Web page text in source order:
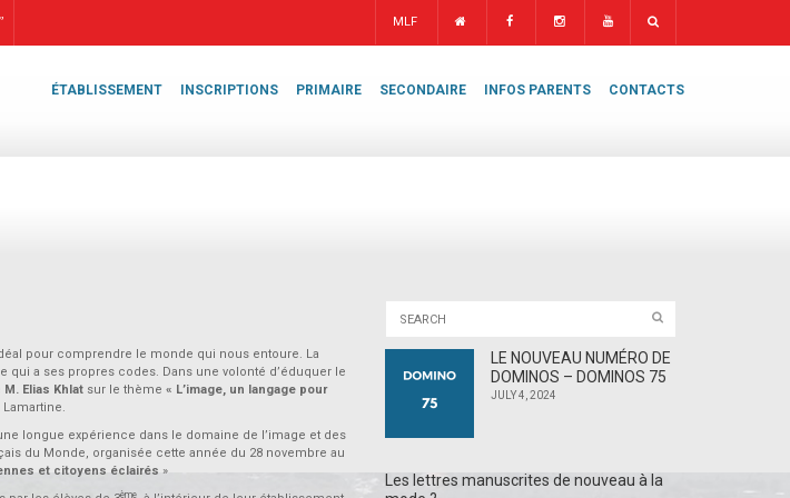
MLF
ÉTABLISSEMENT INSCRIPTIONS PRIMAIRE SECONDAIRE INFOS PARENTS CONTACTS
pour comprendre le monde qui nous entoure. La
a ses propres codes. Dans une volonté d’éduquer le
M. Elias Khlat sur le thème « L’image, un langage pour
longue expérience dans le domaine de l’image et des
du Monde, organisée cette année du 28 novembre au
et citoyens éclairés »
ème
LE NOUVEAU NUMÉRO DE
DOMINOS – DOMINOS 75
JULY 4, 2024
Les lettres manuscrites de nouveau à la